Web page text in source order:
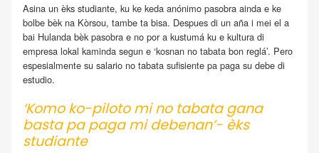
Asina un èks studiante, ku ke keda anónimo pasobra ainda e ke
bolbe bèk na Kòrsou, tambe ta bisa. Despues di un aña i mei el a
bai Hulanda bèk pasobra e no por a kustumá ku e kultura di
empresa lokal kaminda segun e ‘kosnan no tabata bon reglá’. Pero
espesialmente su salario no tabata sufisiente pa paga su debe di
estudio.
‘Komo ko-piloto mi no tabata gana
basta pa paga mi debenan’- èks
studiante